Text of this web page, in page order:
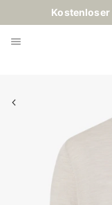
Kostenloser